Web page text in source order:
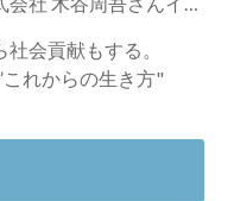
会貢献もする。
これからの生き方"